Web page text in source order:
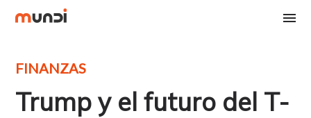
FINANZAS
Trump y el futuro del T-